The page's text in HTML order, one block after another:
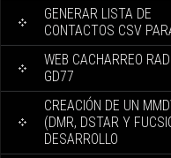
GENERAR LISTA DE
CONTACTOS CSV
WEB CACHARREO
GD77
CREACIÓN DE UN
(DMR, DSTAR Y
DESARROLLO